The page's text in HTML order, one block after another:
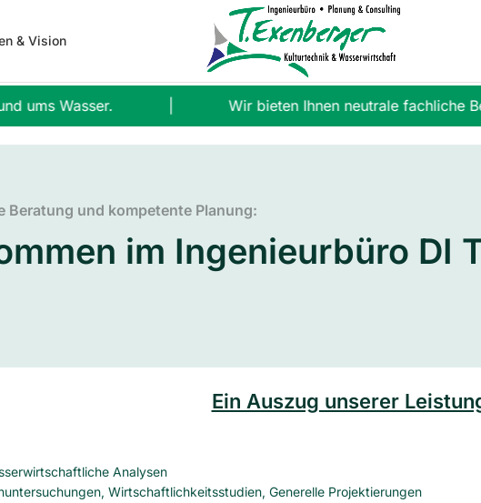
& Vision
ums Wasser. Wir bieten Ihnen neutrale fachliche
Beratung und kompetente Planung:
im Ingenieurbüro DI
Ein Auszug unserer
Analysen
Wirtschaftlichkeitsstudien, Generelle Projektierungen